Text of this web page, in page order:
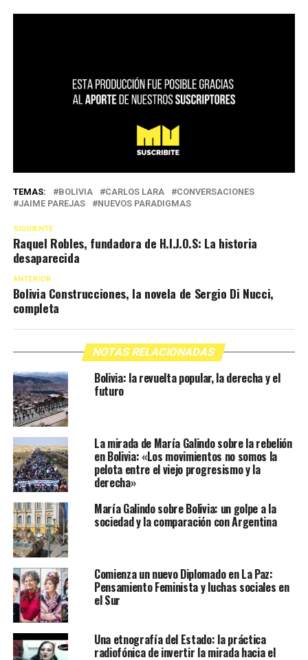
TEMAS: BOLIVIA CARLOS LARA
CONVERSACIONES
JAIME PAREJAS
NUEVOS PARADIGMAS
SIGUIENTE
Raquel Robles, fundadora de H.I.J.O.S: La historia
desaparecida
ANTERIOR
Bolivia Construcciones, la novela de Sergio Di Nucci,
completa
NOTAS RELACIONADAS
Bolivia: la revuelta popular, la derecha y el
futuro
La mirada de María Galindo sobre la rebelión
en Bolivia: «Los movimientos no somos la
pelota entre el viejo progresismo y la
derecha»
María Galindo sobre Bolivia: un golpe a la
sociedad y la comparación con Argentina
Comienza un nuevo Diplomado en La Paz:
Pensamiento Feminista y luchas sociales en
el Sur
Una etnografía del Estado: la práctica
radiofónica de invertir la mirada hacia el